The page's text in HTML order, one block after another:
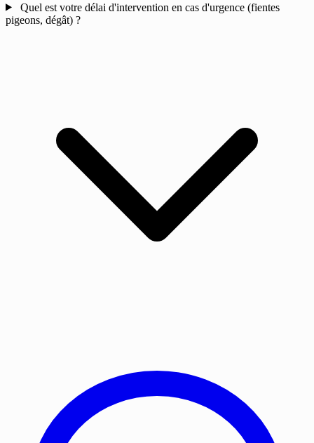
Quel est votre délai d'intervention en cas d'urgence (fientes
pigeons, dégât) ?